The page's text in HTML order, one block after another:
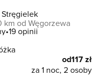
km od Węgorzewa
19 opinii
od117 zł
za 1 noc, 2 osoby